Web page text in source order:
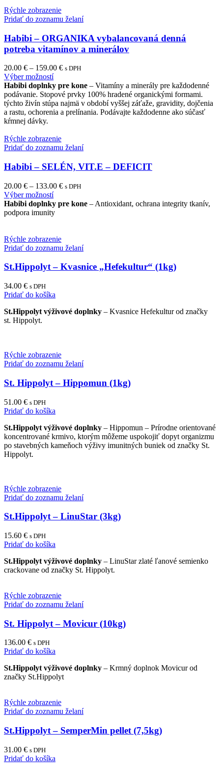
Rýchle zobrazenie
Pridať do zoznamu želaní
Habibi – ORGANIKA vybalancovaná denná
potreba vitamínov a minerálov
20.00 € – 159.00 € s DPH
Výber možnostíThis
product
has
multiple
variants.
may
be
on
the
product
page
Habibi doplnky pre kone – Vitamíny a minerály pre každodenné
podávanie. Stopové prvky 100% hradené organickými formami.
týchto živín stúpa najmä v období vyššej záťaže, gravidity, dojčenia
a rastu, ochorenia a prelínania. Podávajte každodenne ako súčasť
kŕmnej dávky.
Rýchle zobrazenie
Pridať do zoznamu želaní
Habibi – SELÉN, VIT.E – DEFICIT
20.00 € – 133.00 € s DPH
Výber možnostíThis
product
has
The
options
the
product
page
Habibi doplnky pre kone – Antioxidant, ochrana integrity tkanív,
podpora imunity
Rýchle zobrazenie
Pridať do zoznamu želaní
St.Hippolyt – Kvasnice „Hefekultur“ (1kg)
34.00 € s DPH
Pridať do košíka
St.Hippolyt výživové doplnky – Kvasnice Hefekultur od značky
st. Hippolyt.
Rýchle zobrazenie
Pridať do zoznamu želaní
St. Hippolyt – Hippomun (1kg)
51.00 € s DPH
Pridať do košíka
St.Hippolyt výživové doplnky – Hippomun – Prírodne orientované
koncentrované krmivo, ktorým môžeme uspokojiť dopyt organizmu
po stavebných kameňoch výživy imunitných buniek od značky St.
Hippolyt.
Rýchle zobrazenie
Pridať do zoznamu želaní
St.Hippolyt – LinuStar (3kg)
15.60 € s DPH
Pridať do košíka
St.Hippolyt výživové doplnky – LinuStar zlaté ľanové semienko
crackovane od značky St. Hippolyt.
Rýchle zobrazenie
Pridať do zoznamu želaní
St. Hippolyt – Movicur (10kg)
136.00 € s DPH
Pridať do košíka
St.Hippolyt výživové doplnky – Krmný doplnok Movicur od
značky St.Hippolyt
Rýchle zobrazenie
Pridať do zoznamu želaní
St.Hippolyt – SemperMin pellet (7,5kg)
31.00 € s DPH
Pridať do košíka